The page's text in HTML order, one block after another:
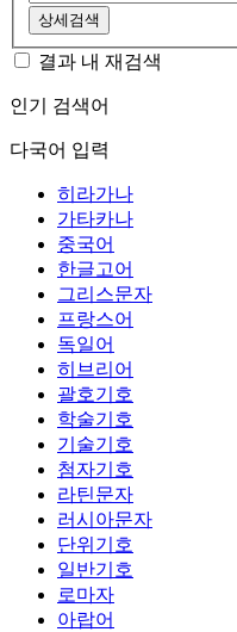
상세검색
결과 내 재검색
인기 검색어
다국어 입력
히라가나
가타카나
중국어
한글고어
그리스문자
프랑스어
독일어
히브리어
괄호기호
학술기호
기술기호
첨자기호
라틴문자
러시아문자
단위기호
일반기호
로마자
아랍어